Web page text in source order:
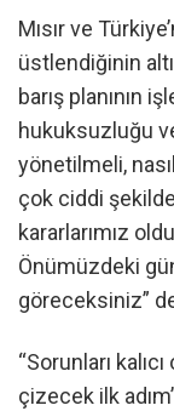
Mısır ve
üstlendiğinin
barış planının
hukuksuzluğu
yönetilmeli,
çok ciddi
kararlarımız
Önümüzdeki
göreceksiniz”
“Sorunları
çizecek ilk